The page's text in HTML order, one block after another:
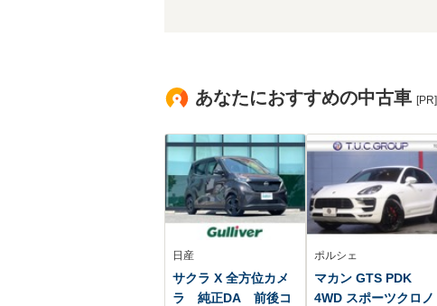
あなたにおすすめの中古車 [PR]
日産
サクラ X 全方位カメ
ラ 純正DA 前後コ
ポルシェ
マカン GTS PDK
4WD スポーツクロノ